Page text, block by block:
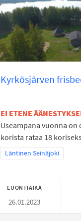
Kyrkösjärven
EI ETENE
Useampana vuonna
korista rataa 18
Rajaa tulokset teeman
Läntinen Seinäjoki
LUONTIAIKA
26.01.2023